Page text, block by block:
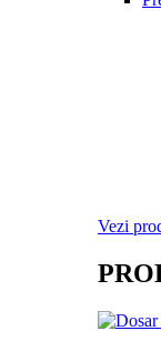
Vezi